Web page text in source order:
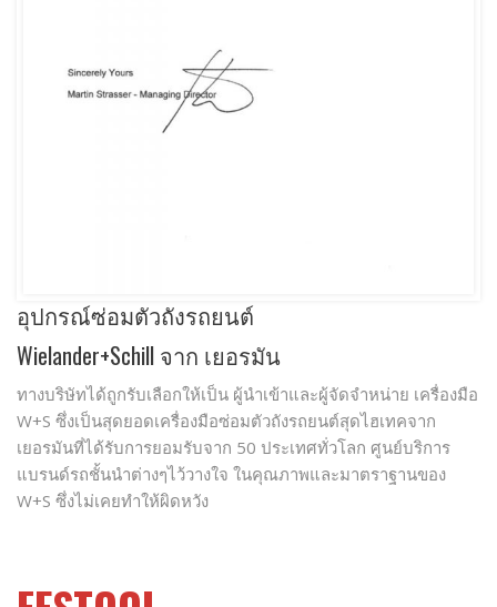
อุปกรณ์ซ่อมตัวถังรถยนต์
Wielander+Schill จาก เยอรมัน
ทางบริษัทได้ถูกรับเลือกให้เป็น ผู้นําเข้าและผู้จัดจําหน่าย เครื่องมือ
W+S ซึ่งเป็นสุดยอดเครื่องมือซ่อมตัวถังรถยนต์สุดไฮเทคจาก
เยอรมันที่ได้รับการยอมรับจาก 50 ประเทศทั่วโลก ศูนย์บริการ
แบรนด์รถชั้นนําต่างๆไว้วางใจ ในคุณภาพและมาตราฐานของ
W+S ซึ่งไม่เคยทําให้ผิดหวัง